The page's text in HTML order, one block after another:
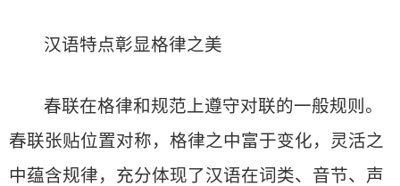
汉语特点彰显格律之美
春联在格律和规范上遵守对联的一般规则。
春联张贴位置对称，格律之中富于变化，灵活之
中蕴含规律，充分体现了汉语在词类、音节、声